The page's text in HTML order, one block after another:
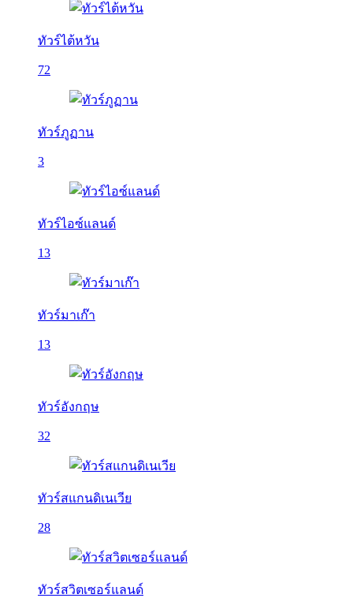
ทัวร์ไต้หวัน
72
ทัวร์ภูฏาน
3
ทัวร์ไอซ์แลนด์
13
ทัวร์มาเก๊า
13
ทัวร์อังกฤษ
32
ทัวร์สแกนดิเนเวีย
28
ทัวร์สวิตเซอร์แลนด์